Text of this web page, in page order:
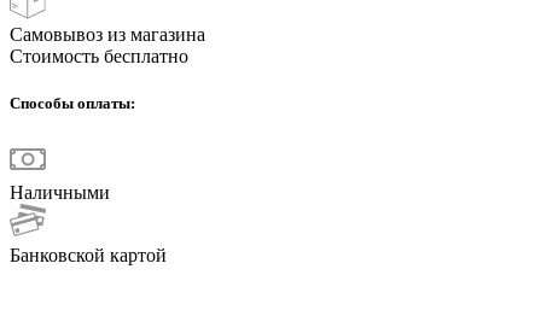
Самовывоз из магазина
Стоимость бесплатно
Способы оплаты:
Наличными
Банковской картой